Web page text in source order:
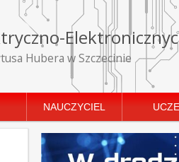
Hubera w Szczecinie
NAUCZYCIEL